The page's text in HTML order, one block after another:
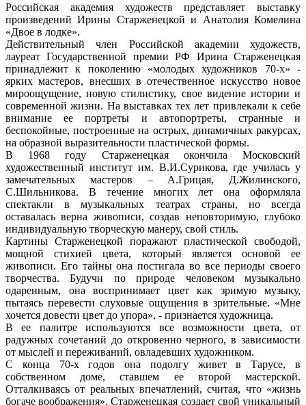
Российская академия художеств представляет выставку
произведений Ирины Старженецкой и Анатолия Комелина
«Двое в лодке».
Действительный член Российской академии художеств,
лауреат Государственной премии РФ Ирина Старженецкая
принадлежит к поколению «молодых художников 70-х» -
ярких мастеров, внесших в отечественное искусство новое
мироощущение, новую стилистику, свое видение истории и
современной жизни. На выставках тех лет привлекали к себе
внимание ее портреты и автопортреты, странные и
беспокойные, построенные на острых, динамичных ракурсах,
на образной выразительности пластической формы.
В 1968 году Старженецкая окончила Московский
художественный институт им. В.И.Сурикова, где училась у
замечательных мастеров – А.Грицая, Д.Жилинского,
С.Шильникова. В течение многих лет она оформляла
спектакли в музыкальных театрах страны, но всегда
оставалась верна живописи, создав неповторимую, глубоко
индивидуальную творческую манеру, свой стиль.
Картины Старженецкой поражают пластической свободой,
мощной стихией цвета, который является основой ее
живописи. Его тайны она постигала во все периоды своего
творчества. Будучи по природе человеком музыкально
одаренным, она воспринимает цвет как зримую музыку,
пытаясь перевести слуховые ощущения в зрительные. «Мне
хочется довести цвет до упора», - признается художница.
В ее палитре используются все возможности цвета, от
радужных сочетаний до откровенно черного, в зависимости
от мыслей и переживаний, овладевших художником.
С конца 70-х годов она подолгу живет в Тарусе, в
собственном доме, ставшем ее второй мастерской.
Отталкиваясь от реальных впечатлений, считая, что «жизнь
богаче воображения», Старженецкая создает свой уникальный